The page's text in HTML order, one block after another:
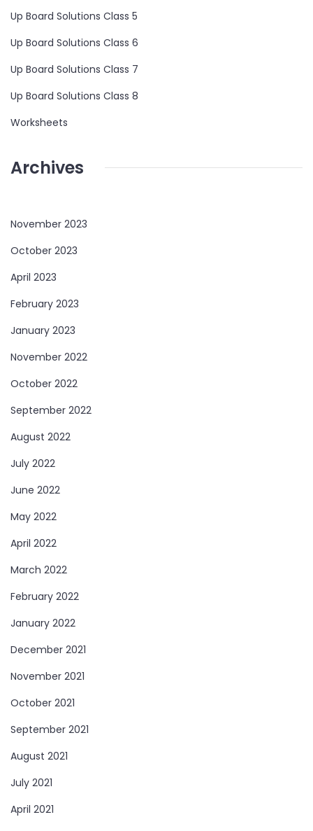
Up Board Solutions Class 5
Up Board Solutions Class 6
Up Board Solutions Class 7
Up Board Solutions Class 8
Worksheets
Archives
November 2023
October 2023
April 2023
February 2023
January 2023
November 2022
October 2022
September 2022
August 2022
July 2022
June 2022
May 2022
April 2022
March 2022
February 2022
January 2022
December 2021
November 2021
October 2021
September 2021
August 2021
July 2021
April 2021